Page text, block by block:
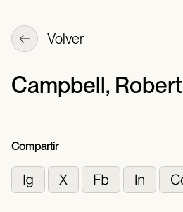
Volver
Campbell, Robert
Compartir